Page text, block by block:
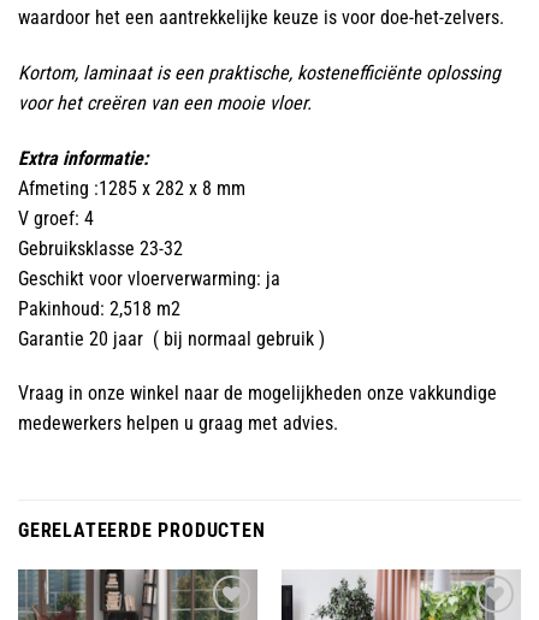
waardoor het een aantrekkelijke keuze is voor doe-het-zelvers.
Kortom, laminaat is een praktische, kostenefficiënte oplossing
voor het creëren van een mooie vloer.
Extra informatie:
Afmeting :1285 x 282 x 8 mm
V groef: 4
Gebruiksklasse 23-32
Geschikt voor vloerverwarming: ja
Pakinhoud: 2,518 m2
Garantie 20 jaar ( bij normaal gebruik )
Vraag in onze winkel naar de mogelijkheden onze vakkundige
medewerkers helpen u graag met advies.
GERELATEERDE PRODUCTEN